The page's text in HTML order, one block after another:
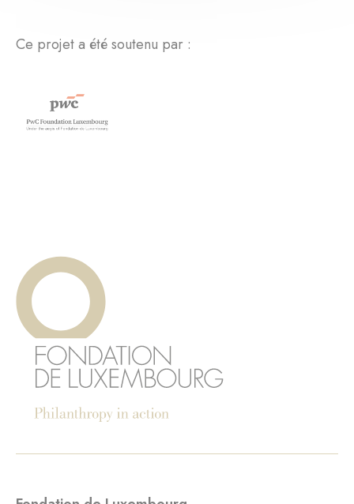
Ce projet a été soutenu par :